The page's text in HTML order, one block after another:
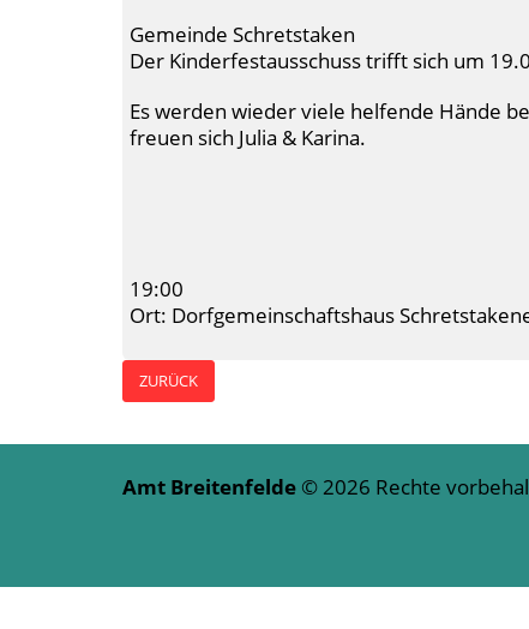
Gemeinde Schretstaken
Der Kinderfestausschuss trifft sich um
Es werden wieder viele helfende Hände
freuen sich Julia & Karina.
19:00
Ort: Dorfgemeinschaftshaus
ZURÜCK
Amt Breitenfelde © 2026 Rechte